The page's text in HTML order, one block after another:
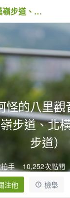
柴犬阿怪的八里觀音山歷險記（硬漢嶺步道、北橫古道、尖山步道）
怪的八里
步道、北
步道）
手
10,252次點閱
注他 檢舉